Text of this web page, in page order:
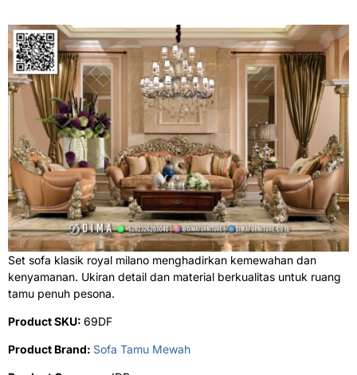
Set sofa klasik royal milano menghadirkan kemewahan dan
kenyamanan. Ukiran detail dan material berkualitas untuk ruang
tamu penuh pesona.
Product SKU: 69DF
Product Brand: Sofa Tamu Mewah